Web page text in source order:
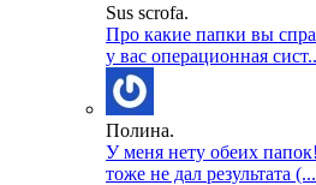
Sus scrofa.
Про какие папки вы
у вас операционная
Полина.
У меня нету обеих
тоже не дал результата (...